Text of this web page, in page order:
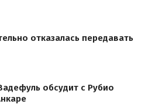
отказалась передавать
обсудит с Рубио